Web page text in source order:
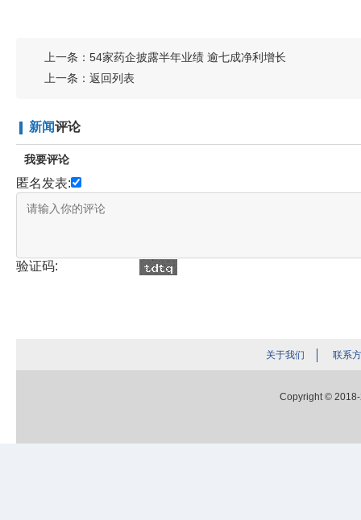
上一条： 54家药企披露半年业绩 逾七成净利增长
上一条： 返回列表
新闻评论
我要评论
匿名发表:
验证码:
关于我们 联系
Copyright ©